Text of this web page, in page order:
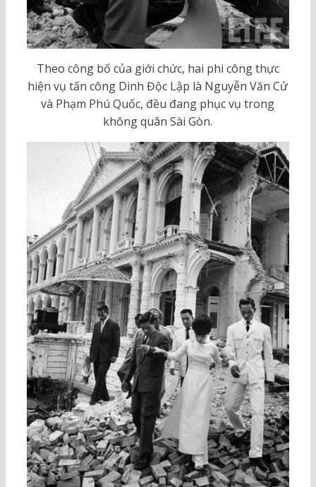
Theo công bố của giới chức, hai phi công thực
hiện vụ tấn công Dinh Độc Lập là Nguyễn Văn Cử
và Phạm Phú Quốc, đều đang phục vụ trong
không quân Sài Gòn.